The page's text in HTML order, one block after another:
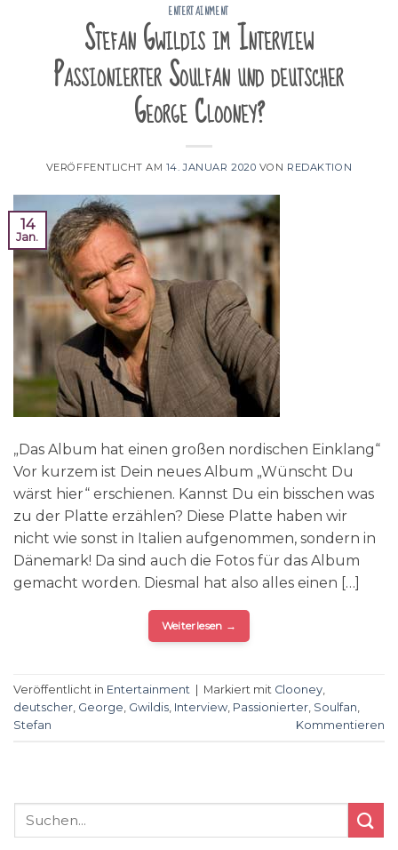
ENTERTAINMENT
Stefan Gwildis im Interview
Passionierter Soulfan und deutscher
George Clooney?
VERÖFFENTLICHT AM 14. JANUAR 2020 VON REDAKTION
14
Jan.
„Das Album hat einen großen nordischen Einklang“
Vor kurzem ist Dein neues Album „Wünscht Du
wärst hier“ erschienen. Kannst Du ein bisschen was
zu der Platte erzählen? Diese Platte haben wir
nicht wie sonst in Italien aufgenommen, sondern in
Dänemark! Da sind auch die Fotos für das Album
gemacht worden. Diesmal hat also alles einen […]
Weiterlesen →
Veröffentlicht in Entertainment | Markiert mit Clooney
deutscher George Gwildis Interview Passionierter Soulfan
Stefan
Kommentieren